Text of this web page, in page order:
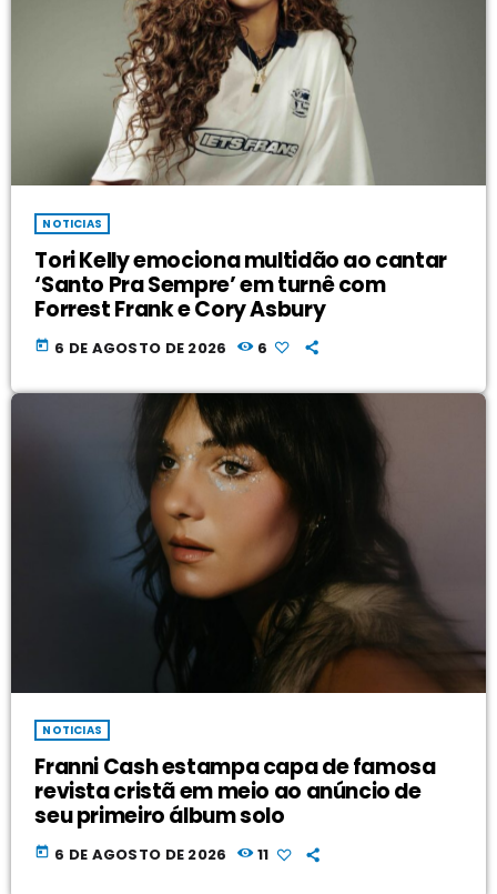
NOTICIAS
Tori Kelly emociona multidão ao cantar
‘Santo Pra Sempre’ em turnê com
Forrest Frank e Cory Asbury
today 6 DE AGOSTO DE 2026 6
NOTICIAS
Franni Cash estampa capa de famosa
revista cristã em meio ao anúncio de
seu primeiro álbum solo
today 6 DE AGOSTO DE 2026 11